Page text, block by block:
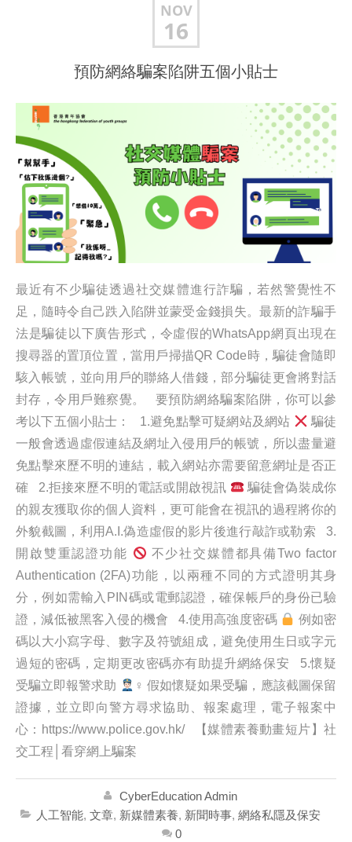
NOV
16
預防網絡騙案陷阱五個小貼士
最近有不少騙徒透過社交媒體進行詐騙，若然警覺性不
足，隨時令自己跌入陷阱並蒙受金錢損失。最新的詐騙手
法是騙徒以下廣告形式，令虛假的WhatsApp網頁出現在
搜尋器的置頂位置，當用戶掃描QR Code時，騙徒會隨即
駭入帳號，並向用戶的聯絡人借錢，部分騙徒更會將對話
封存，令用戶難察覺。 要預防網絡騙案陷阱，你可以參
考以下五個小貼士： 1.避免點擊可疑網站及網站
騙徒
一般會透過虛假連結及網址入侵用戶的帳號，所以盡量避
免點擊來歷不明的連結，載入網站亦需要留意網址是否正
確 2.拒接來歷不明的電話或開啟視訊
騙徒會偽裝成你
的親友獲取你的個人資料，更可能會在視訊的過程將你的
外貌截圖，利用A.I.偽造虛假的影片後進行敲詐或勒索 3.
開啟雙重認證功能
不少社交媒體都具備Two factor
Authentication (2FA)功能，以兩種不同的方式證明其身
分，例如需輸入PIN碼或電郵認證，確保帳戶的身份已驗
證，減低被黑客入侵的機會 4.使用高強度密碼
例如密
碼以大小寫字母、數字及符號組成，避免使用生日或字元
過短的密碼，定期更改密碼亦有助提升網絡保安 5.懷疑
受騙立即報警求助
‍♀ 假如懷疑如果受騙，應該截圖保留
證據，並立即向警方尋求協助、報案處理，電子報案中
心：https://www.police.gov.hk/ 【媒體素養動畫短片】社
交工程│看穿網上騙案
CyberEducation Admin
人工智能, 文章, 新媒體素養, 新聞時事, 網絡私隱及保安
0